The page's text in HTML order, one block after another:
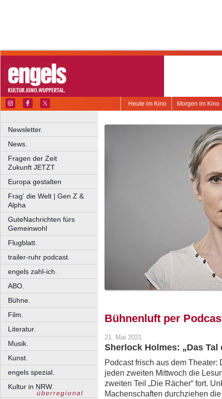
Morgen im Kino
Heute im Kino
Newsletter.
News.
Fragen der Zeit
Zukunft JETZT
Europa gestalten
Frag' die Welt | Gen Z &
Alpha
GuteNachrichten fürs
Gemeinwohl
Flugblatt.
trailer-ruhr podcast.
engels zahl-ich.
ABO.
Bühne.
Film.
Literatur.
Musik.
Kunst.
engels spezial.
Kultur in NRW.
Bühnenluft per
21. Mai 2021
Sherlock Holmes: „Das Tal
Podcast frisch aus dem
jeden zweiten Mittwoch die
zweiten Teil „Die Rächer“ fort.
Machenschaften durchziehen